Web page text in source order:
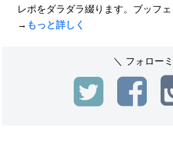
レポをダラダラ綴ります。ブッフ
→ もっと詳しく
＼ フォロー